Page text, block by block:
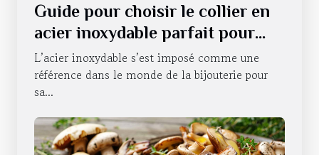
Guide pour choisir le collier en
acier inoxydable parfait pour
chaque occasion
L’acier inoxydable s’est imposé comme une
référence dans le monde de la bijouterie pour
sa...